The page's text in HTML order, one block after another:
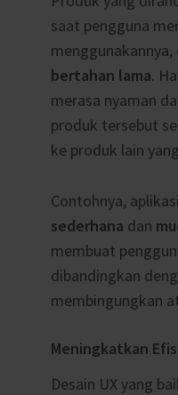
saat pengguna
bertahan lama.
merasa nyaman
produk tersebut
ke produk lain
Contohnya,
sederhana dan
membuat
dibandingkan
membingungkan
Meningkatkan
Desain UX yang